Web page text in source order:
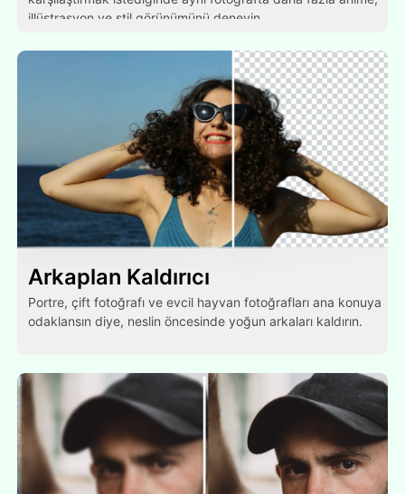
illüstrasyon ve stil görünümünü deneyin.
Arkaplan Kaldırıcı
Portre, çift fotoğrafı ve evcil hayvan fotoğrafları ana konuya
odaklansın diye, neslin öncesinde yoğun arkaları kaldırın.